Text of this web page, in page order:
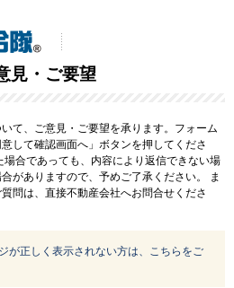
見・ご要望
て、ご意見・ご要望を承ります。フォーム
して確認画面へ」ボタンを押してくださ
合であっても、内容により返信できない場
がありますので、予めご了承ください。
ま
問は、直接不動産会社へお問合せくださ
が正しく表示されない方は、こちらをご